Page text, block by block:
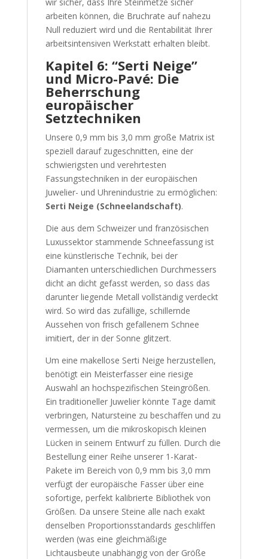
arbeiten können, die Bruchrate auf nahezu
Null reduziert wird und die Rentabilität Ihrer
arbeitsintensiven Werkstatt erhalten bleibt.
Kapitel 6: “Serti Neige”
und Micro-Pavé: Die
Beherrschung
europäischer
Setztechniken
Unsere 0,9 mm bis 3,0 mm große Matrix ist
speziell darauf zugeschnitten, eine der
schwierigsten und verehrtesten
Fassungstechniken in der europäischen
Juwelier- und Uhrenindustrie zu ermöglichen:
Serti Neige (Schneelandschaft).
Die aus dem Schweizer und französischen
Luxussektor stammende Schneefassung ist
eine künstlerische Technik, bei der
Diamanten unterschiedlichen Durchmessers
dicht an dicht gefasst werden, so dass das
darunter liegende Metall vollständig verdeckt
wird. So wird das zufällige, schillernde
Aussehen von frisch gefallenem Schnee
imitiert, der in der Sonne glitzert.
Um eine makellose Serti Neige herzustellen,
benötigt ein Meisterfasser eine riesige
Auswahl an hochspezifischen Steingrößen.
Ein traditioneller Juwelier könnte Tage damit
verbringen, Natursteine zu beschaffen und zu
vermessen, um die mikroskopisch kleinen
Lücken in seinem Entwurf zu füllen. Durch die
Bestellung einer Reihe unserer 1-Karat-
Pakete im Bereich von 0,9 mm bis 3,0 mm
verfügt der europäische Fasser über eine
sofortige, perfekt kalibrierte Bibliothek von
Größen. Da unsere Steine alle nach exakt
denselben Proportionsstandards geschliffen
werden (was eine gleichmäßige
Lichtausbeute unabhängig von der Größe